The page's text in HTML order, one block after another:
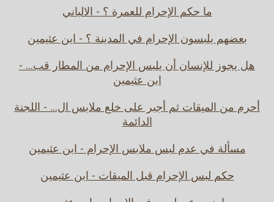
ما حكم الإحرام للعمرة ؟ - الالباني
بعضهم يلبسون الإحرام في المدينة ؟ - ابن عثيمين
هل يجوز للإنسان أن يلبس الإحرام من المطار قب... -
ابن عثيمين
أحرم من الميقات ثم أجبر على خلع ملابس ال... - اللجنة
الدائمة
مسألة في عدم لبس ملابس الإحرام - ابن عثيمين
حكم لبس الإحرام قبل الميقات - ابن عثيمين